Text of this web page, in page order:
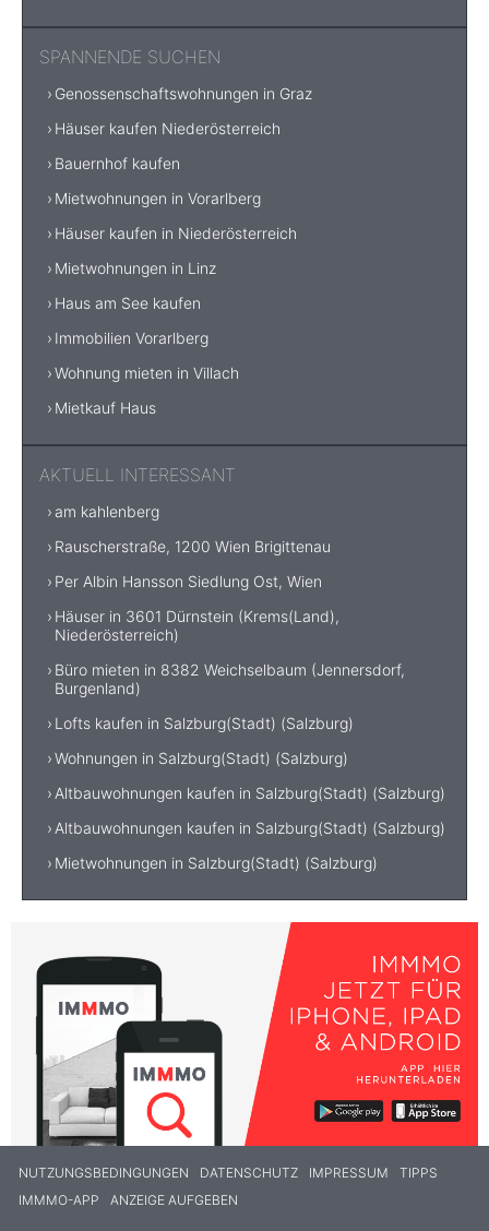
SPANNENDE SUCHEN
Genossenschaftswohnungen in Graz
Häuser kaufen Niederösterreich
Bauernhof kaufen
Mietwohnungen in Vorarlberg
Häuser kaufen in Niederösterreich
Mietwohnungen in Linz
Haus am See kaufen
Immobilien Vorarlberg
Wohnung mieten in Villach
Mietkauf Haus
AKTUELL INTERESSANT
am kahlenberg
Rauscherstraße, 1200 Wien Brigittenau
Per Albin Hansson Siedlung Ost, Wien
Häuser in 3601 Dürnstein (Krems(Land),
Niederösterreich)
Büro mieten in 8382 Weichselbaum (Jennersdorf,
Burgenland)
Lofts kaufen in Salzburg(Stadt) (Salzburg)
Wohnungen in Salzburg(Stadt) (Salzburg)
Altbauwohnungen kaufen in Salzburg(Stadt) (Salzburg)
Altbauwohnungen kaufen in Salzburg(Stadt) (Salzburg)
Mietwohnungen in Salzburg(Stadt) (Salzburg)
NUTZUNGSBEDINGUNGEN DATENSCHUTZ IMPRESSUM
TIPPS
IMMMO-APP
ANZEIGE AUFGEBEN